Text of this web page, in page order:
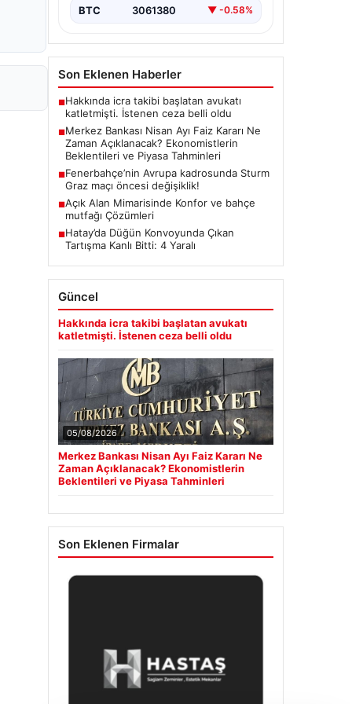
ayı faiz kararını belirlemek üzere…
BTC 3061380 ▼ -0.58%
Son Eklenen Haberler
■Hakkında icra takibi başlatan avukatı
katletmişti. İstenen ceza belli oldu
■Merkez Bankası Nisan Ayı Faiz Kararı Ne
Zaman Açıklanacak? Ekonomistlerin
Beklentileri ve Piyasa Tahminleri
■Fenerbahçe’nin Avrupa kadrosunda Sturm
Graz maçı öncesi değişiklik!
■Açık Alan Mimarisinde Konfor ve bahçe
mutfağı Çözümleri
■Hatay’da Düğün Konvoyunda Çıkan
Tartışma Kanlı Bitti: 4 Yaralı
Güncel
Hakkında icra takibi başlatan avukatı
katletmişti. İstenen ceza belli oldu
05/08/2026
Merkez Bankası Nisan Ayı Faiz Kararı Ne
Zaman Açıklanacak? Ekonomistlerin
Beklentileri ve Piyasa Tahminleri
Son Eklenen Firmalar